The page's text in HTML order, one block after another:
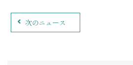
次のニュース